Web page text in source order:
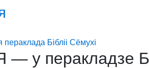
пераклада Бібліі Сёмухі
у перакладзе